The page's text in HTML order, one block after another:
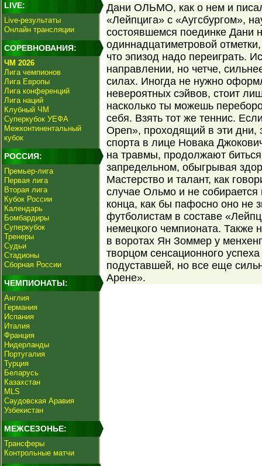
LIVE:
Live-результаты
Онлайн трансляции
СОРЕВНОВАНИЯ:
ЧМ 2026
Лига чемпионов
Лига Европы
Лига конференций
Лига наций
Клубный ЧМ
Суперкубок УЕФА
Межконтинентальный
кубок
РОССИЯ:
Премьер-лига
Первая лига
Вторая лига
Кубок России
Календарь
Бомбардиры
Суперкубок
Тренеры
Судьи
Стадионы
Сборная России
ЧЕМПИОНАТЫ:
Англия
Германия
Испания
Италия
Франция
Нидерланды
Португалия
Турция
Беларусь
Казахстан
MLS
Саудовская Аравия
Узбекистан
МЕЖСЕЗОНЬЕ:
Трансферы
Контрольные матчи
Дани ОЛЬМО, как о нем и
«Лейпцига» с «Аугсбургом»,
состоявшемся поединке Дани
одиннадцатиметровой
что эпизод надо переиграть.
направлении, но четче,
силах. Иногда не нужно
невероятных сэйвов, стоит
насколько ты можешь
себя. Взять тот же теннис.
Open», проходящий в эти дни,
спорта в лице Новака
на травмы, продолжают
запредельном, обыгрывая
Мастерство и талант, как
случае Ольмо и не собирается
конца, как бы пафосно оно не
футболистам в составе
немецкого чемпионата. Также
в воротах Ян Зоммер у
творцом сенсационного
подуставшей, но все еще
Арене».